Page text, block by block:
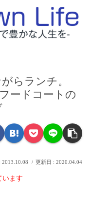
らランチ。
フードコートの
2013.10.08 2020.04.04
います